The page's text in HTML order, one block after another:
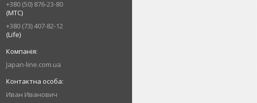
+380 (50) 876-23-80
(МТС)
+380 (73) 407-82-12
(Life)
Japan-line.com.ua
Иван Иванович